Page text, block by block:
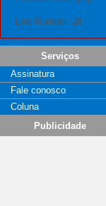
Line Number: 28
Serviços
Assinatura
Fale conosco
Coluna
Publicidade